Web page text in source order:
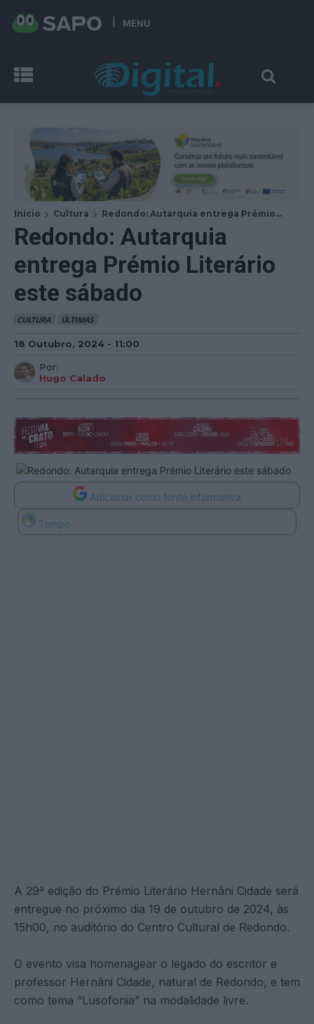
MENU
Início Cultura Redondo: Autarquia entrega Prémio...
Redondo: Autarquia
entrega Prémio Literário
este sábado
CULTURA ÚLTIMAS
18 Outubro, 2024 - 11:00
Por:
Hugo Calado
Adicionar como fonte informativa
Tempo
A 29ª edição do Prémio Literário Hernâni Cidade será
entregue no próximo dia 19 de outubro de 2024, às
15h00, no auditório do Centro Cultural de Redondo.
O evento visa homenagear o legado do escritor e
professor Hernâni Cidade, natural de Redondo, e tem
como tema “Lusofonia” na modalidade livre.